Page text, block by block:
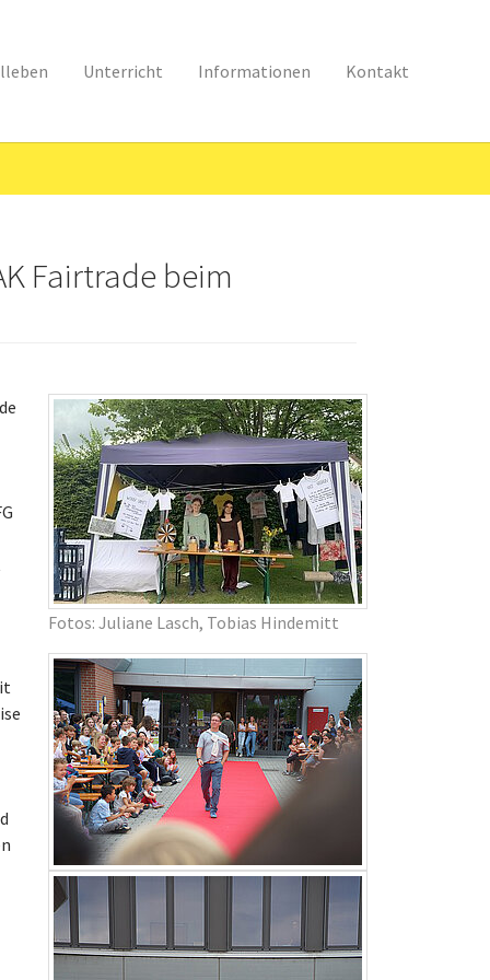
Unterricht Informationen Kontakt
Fairtrade beim
Fotos: Juliane Lasch, Tobias Hindemitt